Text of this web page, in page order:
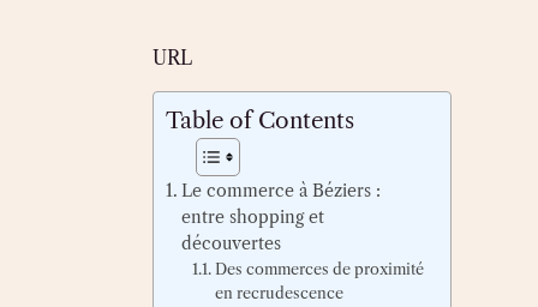
URL
Table of Contents
Le commerce à Béziers :
entre shopping et
découvertes
Des commerces de proximité
en recrudescence